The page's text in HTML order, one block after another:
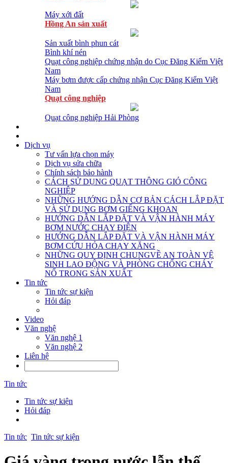
Máy xới đất
Hồng An sản xuất
Sản xuất bình phun cát
Bình khí nén
Quạt công nghiệp chứng nhận do Cục Đăng Kiểm Việt
Nam
Máy bơm được cấp chứng nhận Cục Đăng Kiểm Việt
Nam
Quạt công nghiệp
Quạt công nghiệp Hải Phòng
Dịch vụ
Tư vấn lựa chọn máy
Dịch vụ sửa chữa
Chính sách bảo hành
CÁCH SỬ DỤNG QUẠT THÔNG GIÓ CÔNG
NGHIỆP
NHỮNG HƯỚNG DẪN CƠ BẢN CÁCH LẮP ĐẶT
VÀ SỬ DỤNG BƠM GIẾNG KHOAN
HƯỚNG DẪN LẮP ĐẶT VÀ VẬN HÀNH MÁY
BƠM NƯỚC CHẠY ĐIỆN
HƯỚNG DẪN LẮP ĐẶT VÀ VẬN HÀNH MÁY
BƠM CỨU HỎA CHẠY XĂNG
NHỮNG QUY ĐỊNH CHUNGVỀ AN TOÀN VỆ
SINH LAO ĐỘNG VÀ PHÒNG CHỐNG CHÁY
NỔ TRONG SẢN XUẤT
Tin tức
Tin tức sự kiện
Hỏi đáp
Video
Văn nghệ
Văn nghệ 1
Văn nghệ 2
Liên hệ
Tin tức
Tin tức sự kiện
Hỏi đáp
Tin tức Tin tức sự kiện